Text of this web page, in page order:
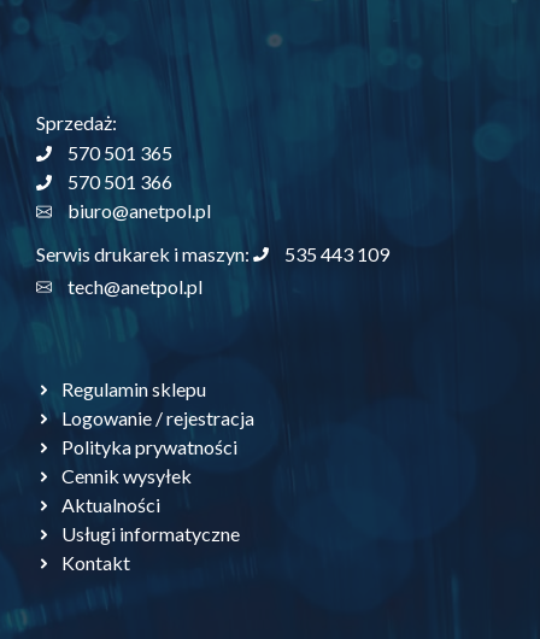
Sprzedaż:
570 501 365
570 501 366
biuro@anetpol.pl
Serwis drukarek i maszyn:
535 443 109
tech@anetpol.pl
Regulamin sklepu
Logowanie / rejestracja
Polityka prywatności
Cennik wysyłek
Aktualności
Usługi informatyczne
Kontakt